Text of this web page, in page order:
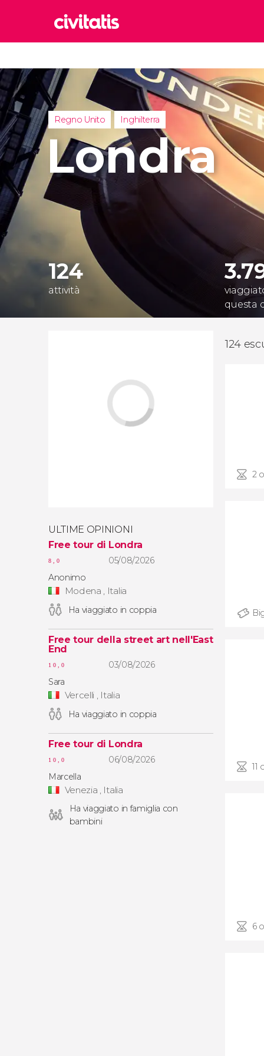
Italia
Regno
Turchia
Regno Unito Inghilterra
Londra
124
attività
questa
ULTIME OPINIONI
Free tour di Londra
8,0
05/08/2026
Anonimo
Modena , Italia
Ha viaggiato in coppia
Free tour della street art nell'East
End
10,0
03/08/2026
Sara
Vercelli , Italia
Ha viaggiato in coppia
Free tour di Londra
10,0
06/08/2026
Marcella
Venezia , Italia
Ha viaggiato in famiglia con
bambini
124
2
11
6